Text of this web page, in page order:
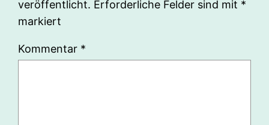
veröffentlicht. Erforderliche Felder sind mit *
markiert
Kommentar *